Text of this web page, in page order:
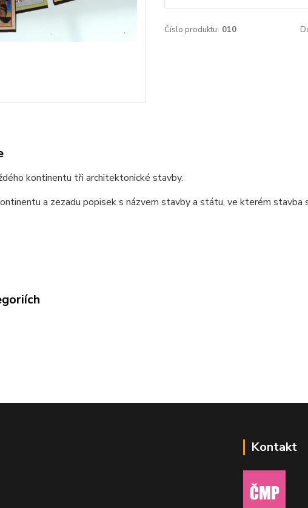
Číslo produktu: 010
kontinentu tři architektonické stavby.
a zezadu popisek s názvem stavby a státu, ve kterém stavba
Kontakt